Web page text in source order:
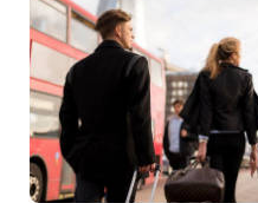
Аргентина
Другие страны
Вануату
Израиль
Турция
Люксембург
Черногория
Финляндия
Whatsapp